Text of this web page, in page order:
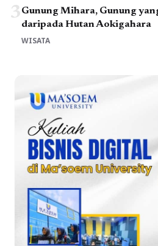
3Gunung Mihara, Gunung
daripada Hutan Aokigahara
WISATA